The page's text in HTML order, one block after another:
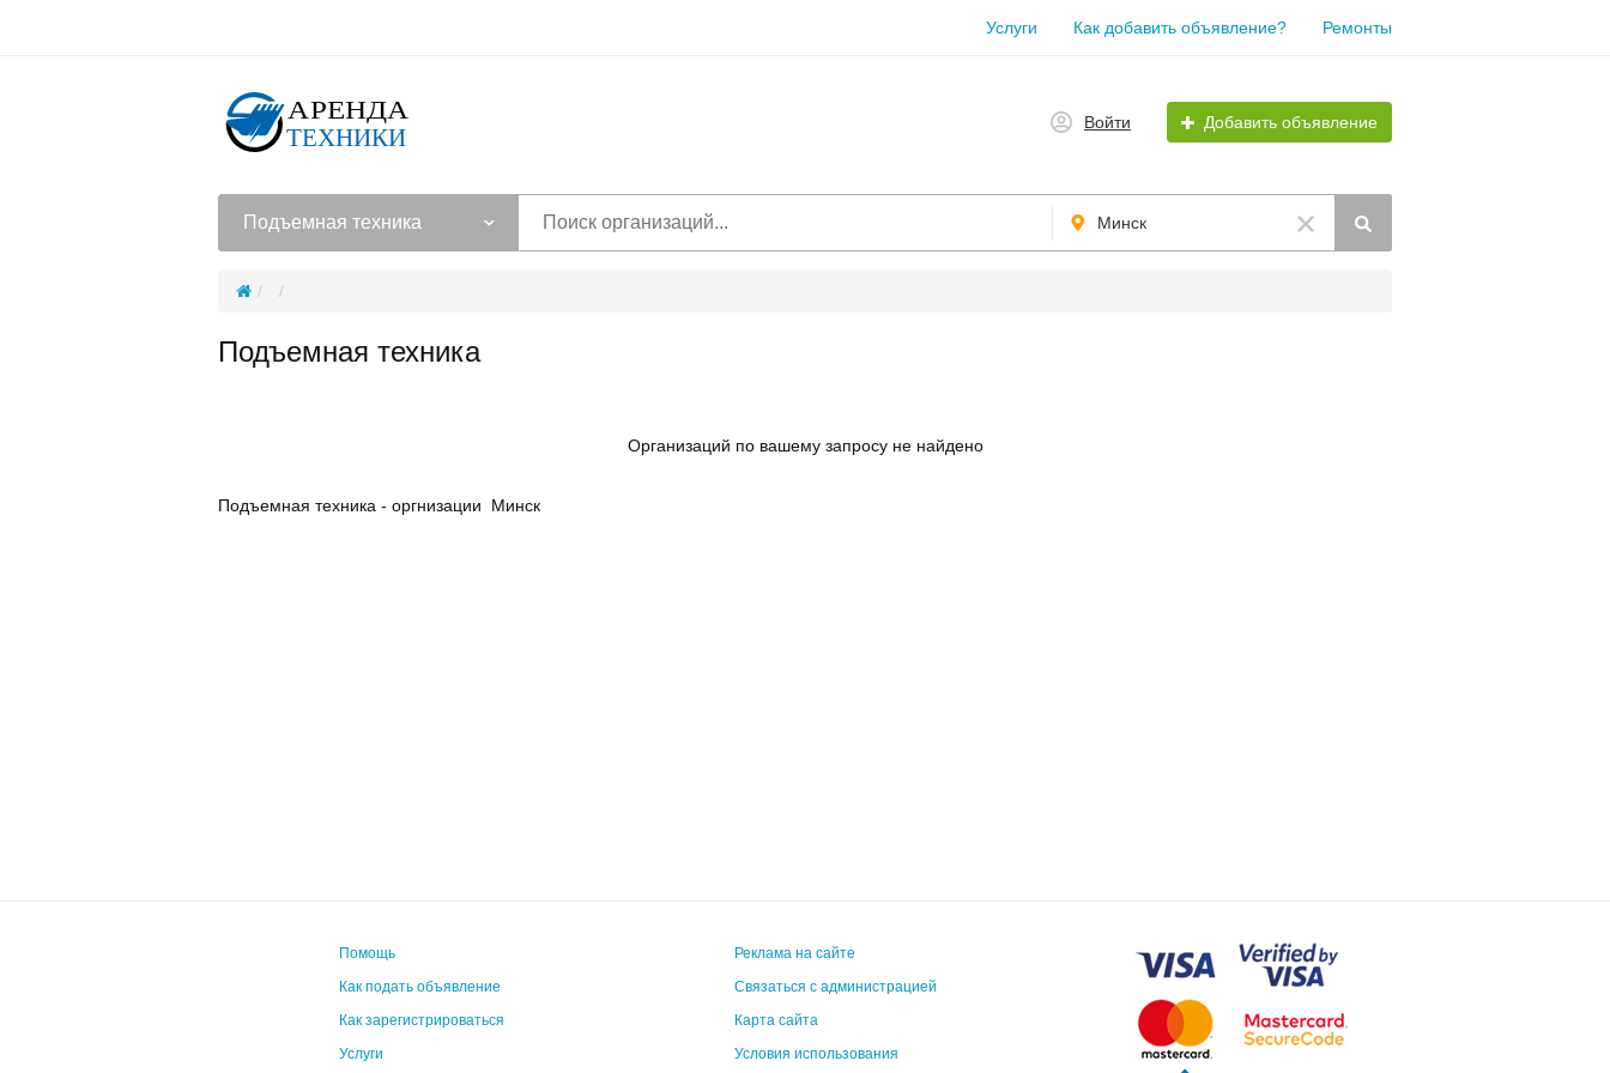
Услуги Как добавить объявление? Ремонты
Войти Добавить объявление
Подъемная техника Минск
Подъемная техника
Организаций по вашему запросу не найдено
Подъемная техника - оргнизации Минск
Помощь
Как подать объявление
Как зарегистрироваться
Услуги
Реклама на сайте
Связаться с администрацией
Карта сайта
Условия использования